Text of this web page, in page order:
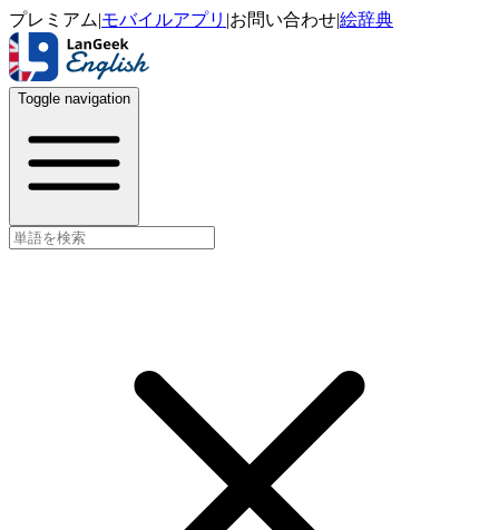
プレミアム|モバイルアプリ |お問い合わせ|絵辞典
Toggle navigation